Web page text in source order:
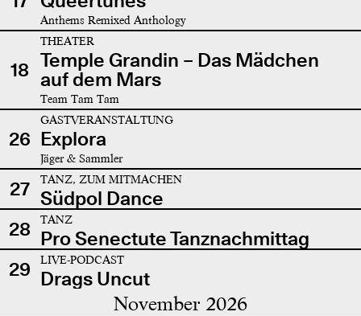
Anthems Remixed Anthology
18
THEATER
Temple Grandin – Das Mädchen
auf dem Mars
Team Tam Tam
26
GASTVERANSTALTUNG
Explora
Jäger & Sammler
27 TANZ, ZUM MITMACHEN
Südpol Dance
28
TANZ
Pro Senectute Tanznachmittag
29
LIVE-PODCAST
Drags Uncut
November 2026